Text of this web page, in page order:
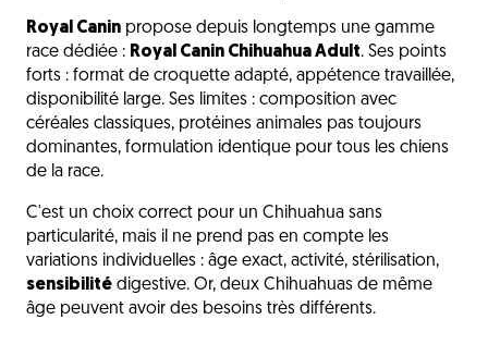
Royal Canin propose depuis longtemps une gamme
race dédiée : Royal Canin Chihuahua Adult. Ses points
forts : format de croquette adapté, appétence travaillée,
disponibilité large. Ses limites : composition avec
céréales classiques, protéines animales pas toujours
dominantes, formulation identique pour tous les chiens
de la race.
C'est un choix correct pour un Chihuahua sans
particularité, mais il ne prend pas en compte les
variations individuelles : âge exact, activité, stérilisation,
sensibilité digestive. Or, deux Chihuahuas de même
âge peuvent avoir des besoins très différents.